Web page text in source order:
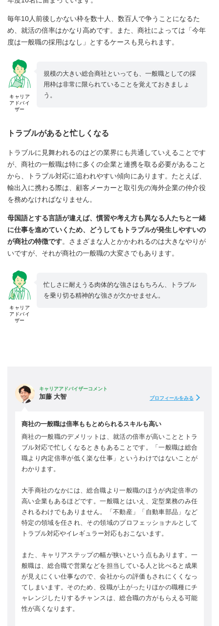
毎年10人前後しかない枠を数十人、数百人で争うことになるた
め、就活の倍率はかなり高めです。また、商社によっては「今年
度は一般職の採用はなし」とするケースも見られます。
キャリア
アドバイ
ザー
規模の大きい総合商社といっても、一般職としての採
用枠は非常に限られていることを覚えておきましょ
う。
トラブルがあると忙しくなる
トラブルに見舞われるのはどの業界にも共通していえることです
が、商社の一般職は特に多くの企業と連携を取る必要があること
から、トラブル対応に追われやすい傾向にあります。たとえば、
輸出入に携わる際は、顧客メーカーと取引先の海外企業の仲介役
を務めなければなりません。
母国語とする言語が違えば、慣習や考え方も異なる人たちと一緒
に仕事を進めていくため、どうしてもトラブルが発生しやすいの
が商社の特徴です。さまざまな人とかかわれるのは大きなやりが
いですが、それが商社の一般職の大変さでもあります。
キャリア
アドバイ
ザー
忙しさに耐えうる肉体的な強さはもちろん、トラブル
を乗り切る精神的な強さが欠かせません。
キャリアアドバイザーコメント
加藤 大智 プロフィールをみる
商社の一般職は倍率ももとめられるスキルも高い
商社の一般職のデメリットは、就活の倍率が高いこととトラ
ブル対応で忙しくなるときもあることです。「一般職は総合
職より内定倍率が低く楽な仕事」というわけではないことが
わかります。
大手商社のなかには、総合職より一般職のほうが内定倍率の
高い企業もあるほどです。一般職とはいえ、定型業務のみ任
されるわけでもありません。「不動産」「自動車部品」など
特定の領域を任され、その領域のプロフェッショナルとして
トラブル対応やイレギュラー対応もおこないます。
また、キャリアステップの幅が狭いという点もあります。一
般職は、総合職で営業などを担当している人と比べると成果
が見えにくい仕事なので、会社からの評価もされにくくなっ
てしまいます。そのため、役職が上がったりほかの職種にチ
ャレンジしたりするチャンスは、総合職の方がもらえる可能
性が高くなります。